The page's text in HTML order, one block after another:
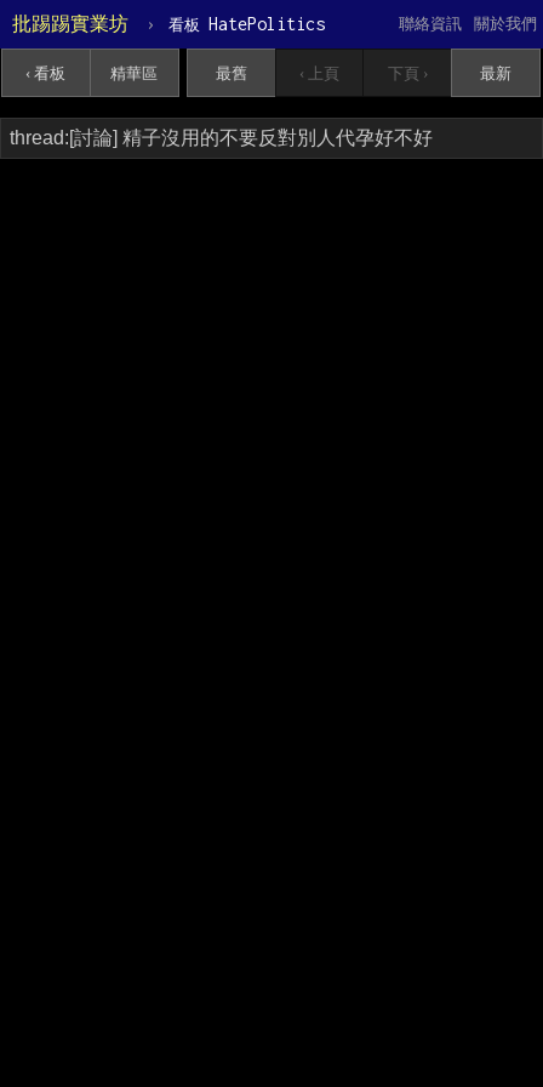
批踢踢實業坊 › 看板 HatePolitics 關於我們
聯絡資訊
‹ 看板 精華區 最舊 ‹ 上頁 下頁 › 最新